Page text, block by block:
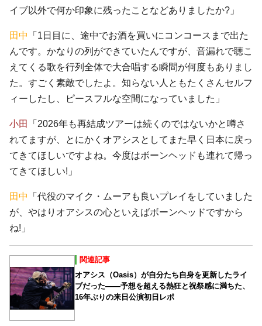
イブ以外で何か印象に残ったことなどありましたか?」
田中
「1日目に、途中でお酒を買いにコンコースまで出た
んです。かなりの列ができていたんですが、音漏れで聴こ
えてくる歌を行列全体で大合唱する瞬間が何度もありまし
た。すごく素敵でしたよ。知らない人ともたくさんセルフ
ィーしたし、ピースフルな空間になっていました」
小田
「2026年も再結成ツアーは続くのではないかと噂さ
れてますが、とにかくオアシスとしてまた早く日本に戻っ
てきてほしいですよね。今度はボーンヘッドも連れて帰っ
てきてほしい!」
田中
「代役のマイク・ムーアも良いプレイをしていました
が、やはりオアシスの心といえばボーンヘッドですから
ね!」
関連記事
オアシス（Oasis）が自分たち自身を更新したライ
ブだった――予想を超える熱狂と祝祭感に満ちた、
16年ぶりの来日公演初日レポ